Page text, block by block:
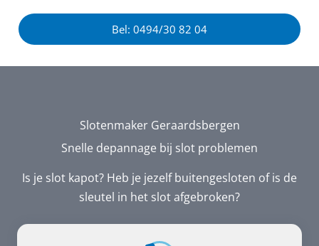
Bel: 0494/30 82 04
Slotenmaker Geraardsbergen
Snelle depannage bij slot problemen
Is je slot kapot? Heb je jezelf buitengesloten of is de
sleutel in het slot afgebroken?